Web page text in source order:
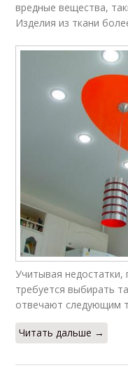
вредные вещества,
Изделия из ткани
Учитывая
требуется выбирать
отвечают следующим
Читать дальше →